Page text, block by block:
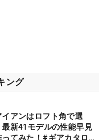
ング
イアンはロフト角で選
新41モデルの性能早見
てみた！#ギアカタログ